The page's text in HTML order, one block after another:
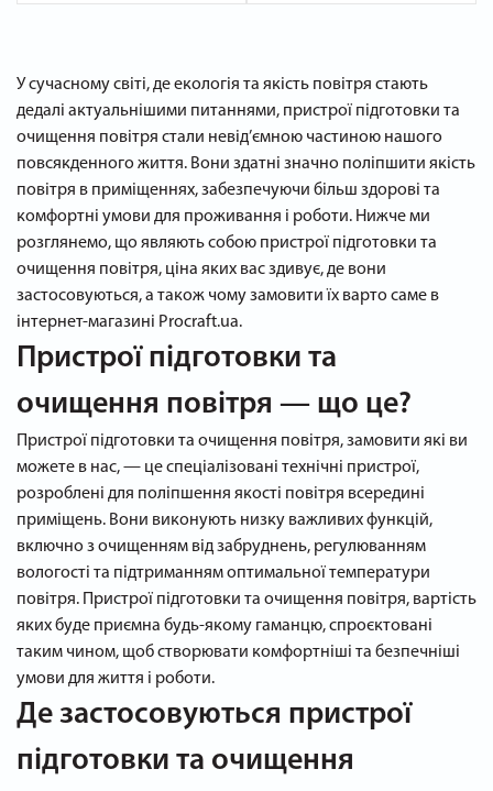
У сучасному світі, де екологія та якість повітря стають
дедалі актуальнішими питаннями, пристрої підготовки та
очищення повітря стали невід’ємною частиною нашого
повсякденного життя. Вони здатні значно поліпшити якість
повітря в приміщеннях, забезпечуючи більш здорові та
комфортні умови для проживання і роботи. Нижче ми
розглянемо, що являють собою пристрої підготовки та
очищення повітря, ціна яких вас здивує, де вони
застосовуються, а також чому замовити їх варто саме в
інтернет-магазині Procraft.ua.
Пристрої підготовки та
очищення повітря — що це?
Пристрої підготовки та очищення повітря, замовити які ви
можете в нас, — це спеціалізовані технічні пристрої,
розроблені для поліпшення якості повітря всередині
приміщень. Вони виконують низку важливих функцій,
включно з очищенням від забруднень, регулюванням
вологості та підтриманням оптимальної температури
повітря. Пристрої підготовки та очищення повітря, вартість
яких буде приємна будь-якому гаманцю, спроєктовані
таким чином, щоб створювати комфортніші та безпечніші
умови для життя і роботи.
Де застосовуються пристрої
підготовки та очищення